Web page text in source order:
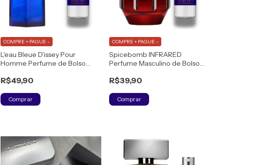
L'eau Bleue D'issey Pour
Homme Perfume de Bolso
R$49,90
COMPRE + PAGUE -
Comprar
Spicebomb INFRARED
Perfume Masculino de Bolso
R$39,90
COMPRE + PAGUE -
Comprar